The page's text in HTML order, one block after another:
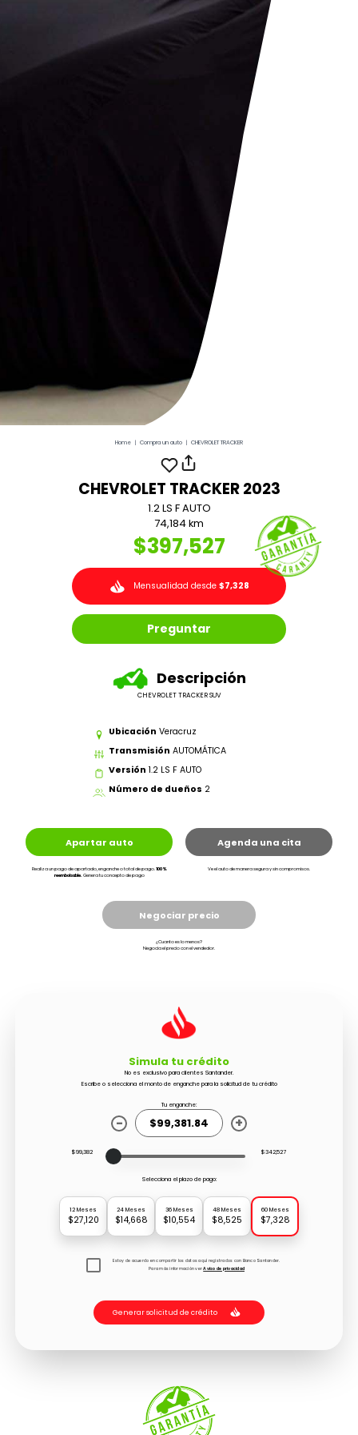
Home | Compra un auto | CHEVROLET TRACKER
CHEVROLET TRACKER 2023
1.2 LS F AUTO
74,184 km
$397,527
Mensualidad desde$7,328
Preguntar
Descripción
CHEVROLET TRACKER SUV
Ubicación Veracruz
Transmisión AUTOMÁTICA
Versión 1.2 LS F AUTO
Número de dueños 2
Apartar auto
Realiza un pago de apartado, enganche o total de pago.100%
reembolsable.Genera tu concepto de pago
Agenda una cita
Ve el auto de manera segura y sin compromisos.
Negociar precio
¿Cuanto es lo menos?
Negocia el precio con el vendedor.
Simula tu crédito
No es exclusivo para clientes Santander.
Escribe o selecciona el monto de enganche para la solicitud de tu crédito
Tu enganche:
- +
$99,382 $342,527
Selecciona el plazo de pago:
12 Meses
$27,120
24 Meses
$14,668
36 Meses
$10,554
48 Meses
$8,525
60 Meses
$7,328
Estoy de acuerdo en compartir los datos aquí registrados con Banco Santander.
Para más información verAviso de privacidad
Generar solicitud de crédito